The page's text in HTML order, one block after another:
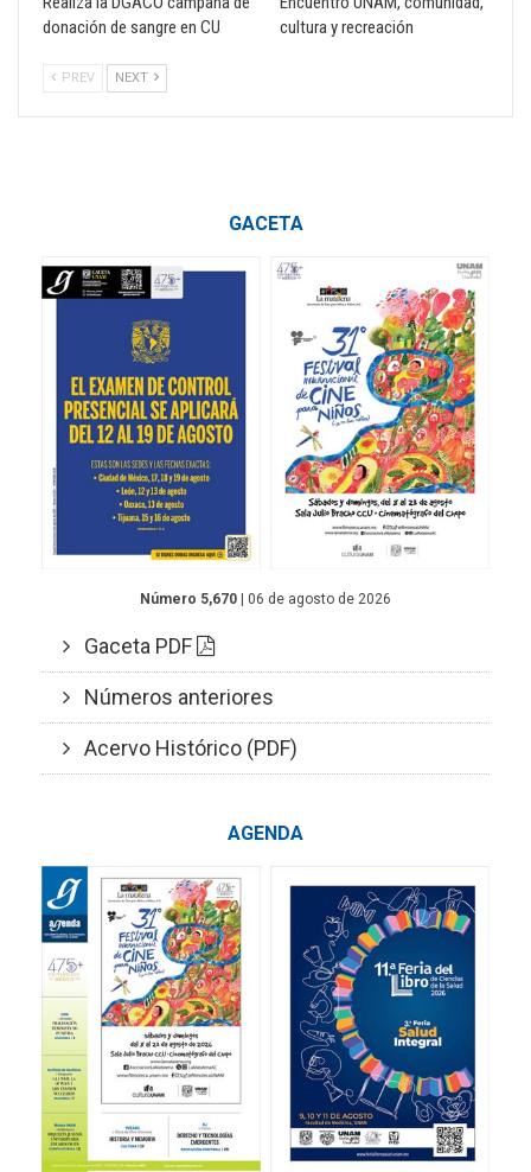
donación de sangre en CU
cultura y recreación
PREV NEXT
GACETA
Número 5,670 | 06 de agosto de 2026
Gaceta PDF
Números anteriores
Acervo Histórico (PDF)
AGENDA